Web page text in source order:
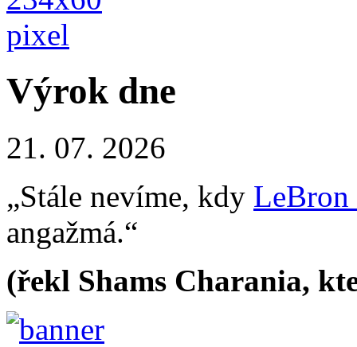
Výrok dne
21. 07. 2026
„Stále nevíme, kdy LeBron
angažmá.“
(řekl Shams Charania,